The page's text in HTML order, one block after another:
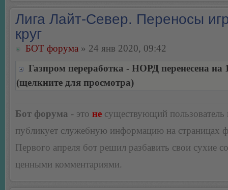
Лига Лайт-Север. Переносы
круг
БОТ форума » 24 янв 2020, 09:42
Газпром переработка - НОРД перенесена на
(щелкните для просмотра)
Бот форума - это не существующий пользователь
публикует служебную информацию на страницах
Первого апреля бот решил разбавить свои сухие
ценными комментариями.